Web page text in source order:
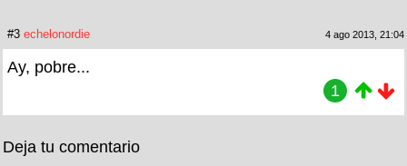
#3 echelonordie 4 ago 2013, 21:04
Ay, pobre...
1
Deja tu comentario